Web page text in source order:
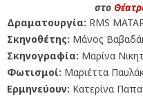
στο
Δραματουργία: RMS
Σκηνοθέτης: Μάνος
Σκηνογραφία: Μαρίνα
Φωτισμοί: Μαριέττα
Ερμηνεύουν: Κατερίνα